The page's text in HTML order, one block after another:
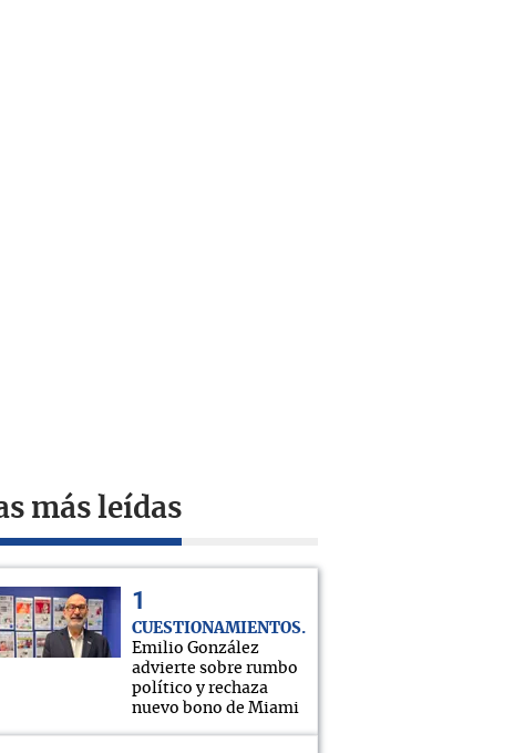
más leídas
CUESTIONAMIENTOS
Emilio González
advierte sobre rumbo
político y rechaza
nuevo bono de Miami